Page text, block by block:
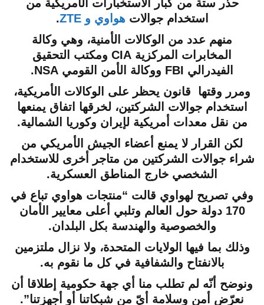
حذر ستة من كبار الاستخبارات الأمريكية من
استخدام جوالاتهواوي و ZTE
.
منهم عدد من الوكالات الأمنية، وهي وكالة
المخابرات المركزية CIA ومكتب التحقيق
الفيدرالي FBI ووكالة الأمن القومي NSA.
ومرر وقتها قانون يحظر على الوكالات الأمريكية،
استخدام جوالات الشركتين، لخرقها اتفاق يمنعها
من نقل معدات أمريكية لإيران وكوريا الشمالية.
لكن القرار لا يمنع أعضاء الجيش الأمريكي من
شراء جوالات الشركتين من متاجر أخرى للاستخدام
الشخصي خارج المناطق العسكرية.
وفي تصريح لهواوي قالت “منتجات هواوي تباع في
170 دولة حول العالم وتلبي أعلى معايير الأمان
والخصوصية والهندسة بكل البلدان.
وذلك بما فيها الولايات المتحدة، ولا نزال ملتزمين
بالانفتاح والشفافية في كل ما نقوم به.
ونوضح أنّه لم تطلب منا أي جهة حكومية إطلاقا أن
نعرّض أمن وسلامة أيّ من شبكاتنا أو أجهزتنا”.